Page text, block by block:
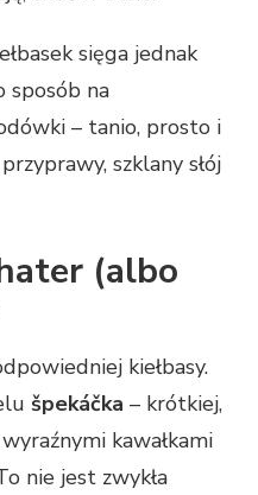
sięga jednak
sposób na
– tanio, prosto i
szklany słój
(albo
kiełbasy.
špekáčka – krótkiej,
kawałkami
nie jest zwykła